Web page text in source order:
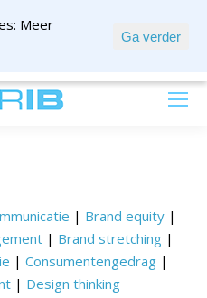
| Brand equity |
| Brand stretching |
| Consumentengedrag |
| Design thinking
Meer
Ga verder